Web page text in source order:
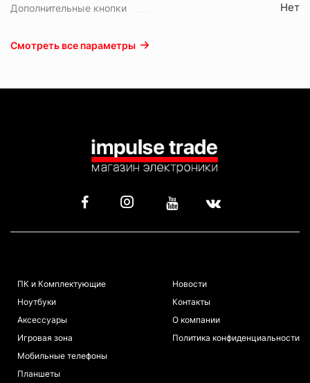
Дополнительные кнопки Нет
Смотреть все параметры
ПК и Комплектующие
Ноутбуки
Аксессуары
Игровая зона
Мобильные телефоны
Планшеты
Новости
Контакты
О компании
Политика конфиденциальности